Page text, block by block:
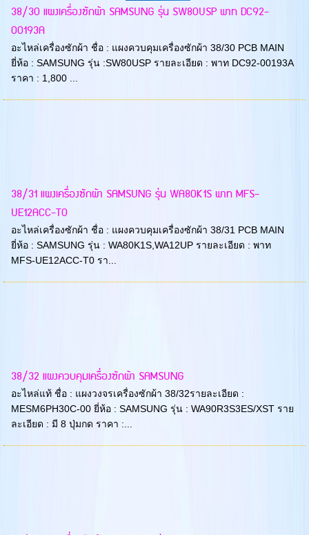
38/30 แผงเครื่องซักผ้า SAMSUNG รุ่น SW80USP พาท DC92-
00193A
อะไหล่เครื่องซักผ้า ชื่อ : แผงควบคุมเครื่องซักผ้า 38/30 PCB MAIN
ยี่ห้อ : SAMSUNG รุ่น :SW80USP รายละเอียด : พาท DC92-00193A
ราคา : 1,800 ...
38/31 แผงเครื่องซักผ้า SAMSUNG รุ่น WA80K1S พาท MFS-
UE12ACC-T0
อะไหล่เครื่องซักผ้า ชื่อ : แผงควบคุมเครื่องซักผ้า 38/31 PCB MAIN
ยี่ห้อ : SAMSUNG รุ่น : WA80K1S,WA12UP รายละเอียด : พาท
MFS-UE12ACC-T0 รา...
38/32 แผงควบคุมเครื่องซักผ้า SAMSUNG
อะไหล่แท้ ชื่อ : แผงวงจรเครื่องซักผ้า 38/32รายละเอียด :
MESM6PH30C-00 ยี่ห้อ : SAMSUNG รุ่น : WA90R3S3ES/XST ราย
ละเอียด : มี 8 ปุ่มกด ราคา :...